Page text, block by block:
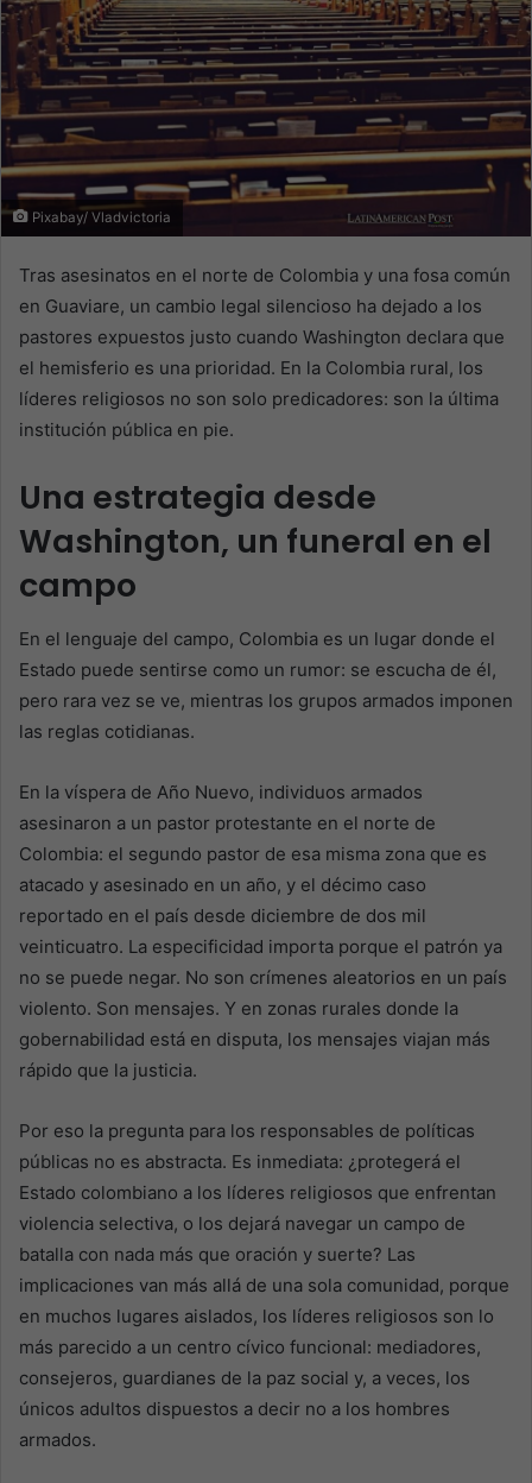
Pixabay/ Vladvictoria
Tras asesinatos en el norte de Colombia y una fosa común
en Guaviare, un cambio legal silencioso ha dejado a los
pastores expuestos justo cuando Washington declara que
el hemisferio es una prioridad. En la Colombia rural, los
líderes religiosos no son solo predicadores: son la última
institución pública en pie.
Una estrategia desde
Washington, un funeral en el
campo
En el lenguaje del campo, Colombia es un lugar donde el
Estado puede sentirse como un rumor: se escucha de él,
pero rara vez se ve, mientras los grupos armados imponen
las reglas cotidianas.
En la víspera de Año Nuevo, individuos armados
asesinaron a un pastor protestante en el norte de
Colombia: el segundo pastor de esa misma zona que es
atacado y asesinado en un año, y el décimo caso
reportado en el país desde diciembre de dos mil
veinticuatro. La especificidad importa porque el patrón ya
no se puede negar. No son crímenes aleatorios en un país
violento. Son mensajes. Y en zonas rurales donde la
gobernabilidad está en disputa, los mensajes viajan más
rápido que la justicia.
Por eso la pregunta para los responsables de políticas
públicas no es abstracta. Es inmediata: ¿protegerá el
Estado colombiano a los líderes religiosos que enfrentan
violencia selectiva, o los dejará navegar un campo de
batalla con nada más que oración y suerte? Las
implicaciones van más allá de una sola comunidad, porque
en muchos lugares aislados, los líderes religiosos son lo
más parecido a un centro cívico funcional: mediadores,
consejeros, guardianes de la paz social y, a veces, los
únicos adultos dispuestos a decir no a los hombres
armados.